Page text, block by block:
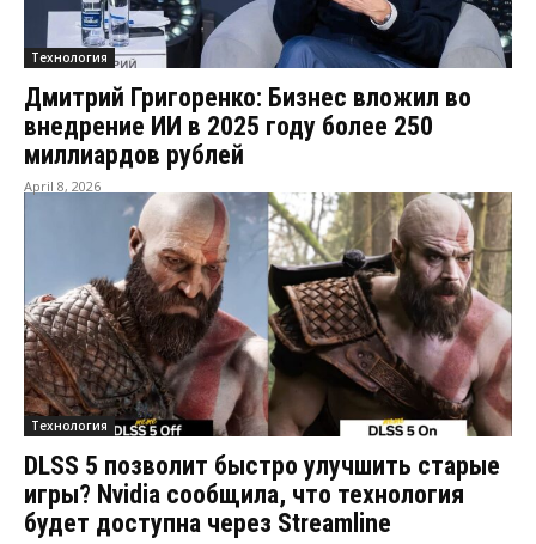
Технология
Дмитрий Григоренко: Бизнес вложил во
внедрение ИИ в 2025 году более 250
миллиардов рублей
April 8, 2026
Технология
DLSS 5 позволит быстро улучшить старые
игры? Nvidia сообщила, что технология
будет доступна через Streamline